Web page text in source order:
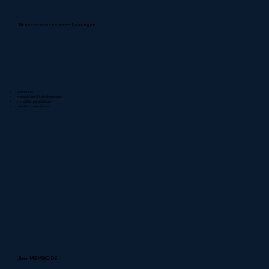
Branchenspezifische Lösungen
Über MSM365.DE
Zahnärzte
Heilpraktiker & Naturheilpraxen
Immobilienverwaltungen
Metallbauunternehmen